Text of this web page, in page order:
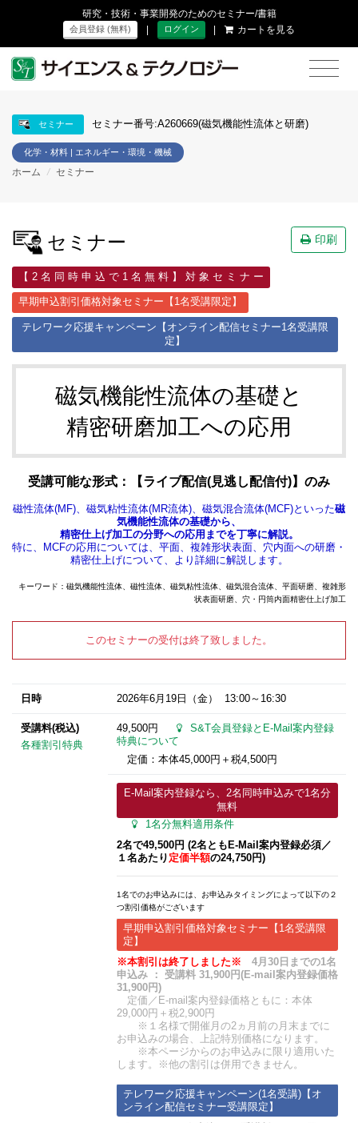
研究・技術・事業開発のためのセミナー/書籍
会員登録 (無料) | ログイン | カートを見る
セミナー セミナー番号:A260669(磁気機能性流体と研磨)
化学・材料 | エネルギー・環境・機械
ホーム / セミナー
セミナー 印刷
【 2 名 同 時 申 込 で 1 名 無 料 】 対 象 セ ミ ナ ー
早期申込割引価格対象セミナー【1名受講限定】
テレワーク応援キャンペーン【オンライン配信セミナー1名受講限
定】
磁気機能性流体の基礎と
精密研磨加工への応用
受講可能な形式：【ライブ配信(見逃し配信付)】のみ
磁性流体(MF)、磁気粘性流体(MR流体)、磁気混合流体(MCF)といった磁
気機能性流体の基礎から、
精密仕上げ加工の分野への応用までを丁寧に解説。
特に、MCFの応用については、平面、複雑形状表面、穴内面への研磨・
精密仕上げについて、より詳細に解説します。
キーワード：磁気機能性流体、磁性流体、磁気粘性流体、磁気混合流体、平面研磨、複雑形
状表面研磨、穴・円筒内面精密仕上げ加工
このセミナーの受付は終了致しました。
日時 2026年6月19日 （金） 13:00～16:30
受講料(税込)
各種割引特典
49,500円
S&T会員登録とE-Mail案内登録
特典について
定価：本体45,000円＋税4,500円
E-Mail案内登録なら、2名同時申込みで1名分
無料
1名分無料適用条件
2名で49,500円 (2名ともE-Mail案内登録必須​／
１名あたり 定価半額の24,750円)
1名でのお申込みには、お申込みタイミングによって以下の２
つ割引価格がございます
早期申込割引価格対象セミナー【1名受講限
定】
※本割引は終了しました※
4月30日までの1名
申込み ： 受講料 31,900円(E-mail案内登録価格
31,900円)
定価／E-mail案内登録価格ともに：本体
29,000円＋税2,900円
※１名様で開催月の2ヵ月前の月末までに
お申込みの場合、上記特別価格になります。
※本ページからのお申込みに限り適用いた
します。※他の割引は併用できません。
テレワーク応援キャンペーン(1名受講)【オ
ンライン配信セミナー受講限定】